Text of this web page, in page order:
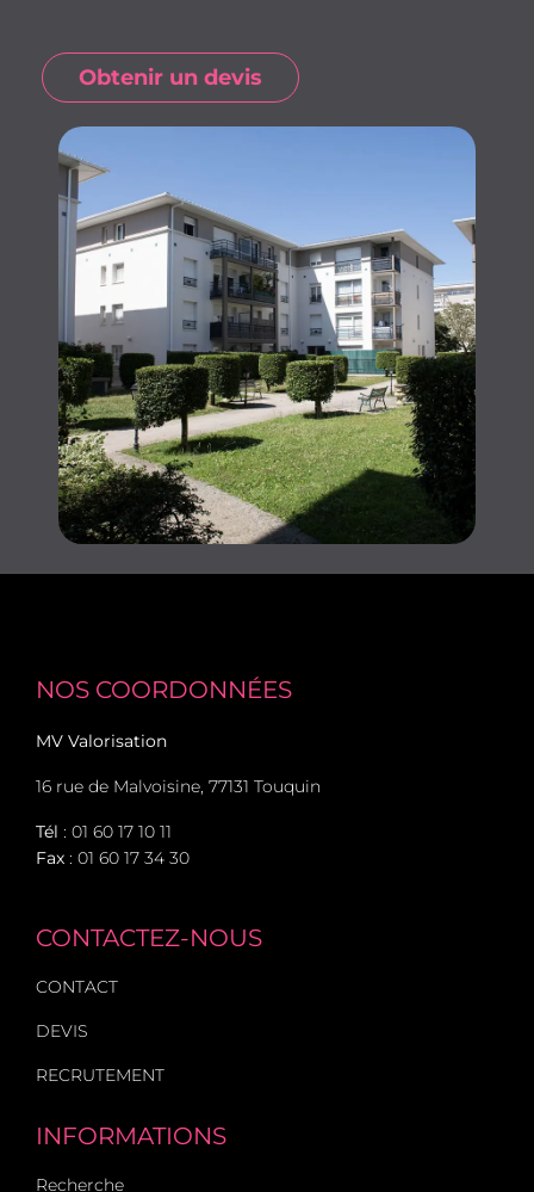
Obtenir un devis
NOS COORDONNÉES
MV Valorisation
16 rue de Malvoisine, 77131 Touquin
Tél : 01 60 17 10 11
Fax : 01 60 17 34 30
CONTACTEZ-NOUS
CONTACT
DEVIS
RECRUTEMENT
INFORMATIONS
Recherche